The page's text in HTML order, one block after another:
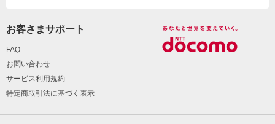
お客さまサポート
FAQ
お問い合わせ
サービス利用規約
特定商取引法に基づく表示